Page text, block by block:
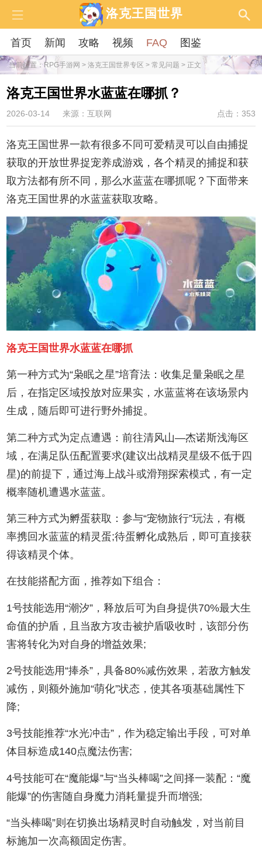
洛克王国世界
首页 新闻 攻略 视频 FAQ 图鉴
当前位置：RPG手游网 > 洛克王国世界专区 > 常见问题 > 正文
洛克王国世界水蓝蓝在哪抓？
2026-03-14 来源：互联网 点击：353
洛克王国世界一款有很多不同可爱精灵可以自由捕捉
获取的开放世界捉宠养成游戏，各个精灵的捕捉和获
取方法都有所不同，那么水蓝蓝在哪抓呢？下面带来
洛克王国世界的水蓝蓝获取攻略。
洛克王国世界水蓝蓝在哪抓
第一种方式为“枭眠之星”培育法：收集足量枭眠之星
后，在指定区域投放对应果实，水蓝蓝将在该场景内
生成，随后即可进行野外捕捉。
第二种方式为定点遭遇：前往清风山—杰诺斯浅海区
域，在满足队伍配置要求(建议出战精灵星级不低于四
星)的前提下，通过海上战斗或滑翔探索模式，有一定
概率随机遭遇水蓝蓝。
第三种方式为孵蛋获取：参与“宠物旅行”玩法，有概
率携回水蓝蓝的精灵蛋;待蛋孵化成熟后，即可直接获
得该精灵个体。
在技能搭配方面，推荐如下组合：
1号技能选用“潮汐”，释放后可为自身提供70%最大生
命值的护盾，且当敌方攻击被护盾吸收时，该部分伤
害将转化为对自身的增益效果;
2号技能选用“捧杀”，具备80%减伤效果，若敌方触发
减伤，则额外施加“萌化”状态，使其各项基础属性下
降;
3号技能推荐“水光冲击”，作为稳定输出手段，可对单
体目标造成140点魔法伤害;
4号技能可在“魔能爆”与“当头棒喝”之间择一装配：“魔
能爆”的伤害随自身魔力消耗量提升而增强;
“当头棒喝”则在切换出场精灵时自动触发，对当前目
标施加一次高额固定伤害。